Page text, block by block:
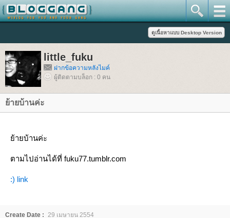
little_fuku
ฝากข้อความหลังไมค์
ผู้ติดตามบล็อก : 0 คน
้ายบ้านค่ะ
้ายบ้านค่ะ
ตามไปอ่านได้ที่ fuku77.tumblr.com
:) link
Create Date : 29 เมษายน 2554